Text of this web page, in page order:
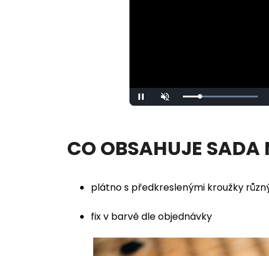
Pause Unmute Loaded:
100.00%
CO OBSAHUJE
plátno s předkreslenými kroužky
fix v barvě dle objednávky